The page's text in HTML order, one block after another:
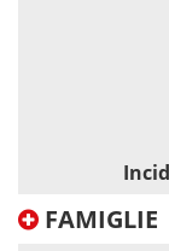
FAMIGLIE